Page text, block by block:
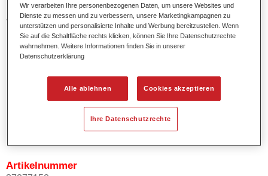
Permacron Feinspachtel 7715 ist ein 1K Feinspachtel auf
Acrylharzbasis zum Ausfüllen kleiner Poren.
Produktmerkmale
Kann leicht geschliffen werden.
Trocknet schnell.
Artikelnummer
Wir verarbeiten Ihre personenbezogenen Daten, um unsere Websites und
Dienste zu messen und zu verbessern, unsere Marketingkampagnen zu
unterstützen und personalisierte Inhalte und Werbung bereitzustellen. Wenn
Sie auf die Schaltfläche rechts klicken, können Sie Ihre Datenschutzrechte
wahrnehmen. Weitere Informationen finden Sie in unserer
Datenschutzerklärung
Alle ablehnen Cookies akzeptieren
Ihre Datenschutzrechte